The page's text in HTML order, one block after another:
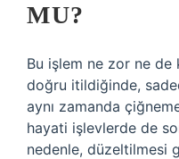
MU?
Bu işlem ne zor ne de
doğru itildiğinde,
aynı zamanda
hayati işlevlerde de
nedenle, düzeltilmesi